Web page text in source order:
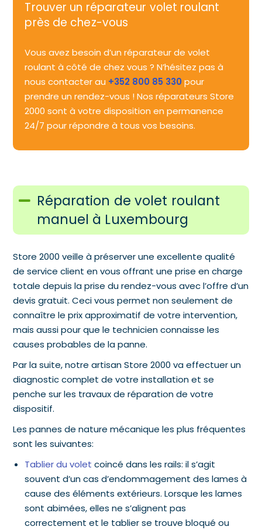
Trouver un réparateur volet roulant
près de chez-vous
Vous avez besoin d’un réparateur de volet
roulant à côté de chez vous ? N’hésitez pas à
nous contacter au +352 800 85 330pour
prendre un rendez-vous ! Nos réparateurs Store
2000 sont à votre disposition en permanence
24/7 pour répondre à tous vos besoins.
Réparation de volet roulant
manuel à Luxembourg
Store 2000 veille à préserver une excellente qualité
de service client en vous offrant une prise en charge
totale depuis la prise du rendez-vous avec l’offre d’un
devis gratuit. Ceci vous permet non seulement de
connaître le prix approximatif de votre intervention,
mais aussi pour que le technicien connaisse les
causes probables de la panne.
Par la suite, notre artisan Store 2000 va effectuer un
diagnostic complet de votre installation et se
penche sur les travaux de réparation de votre
dispositif.
Les pannes de nature mécanique les plus fréquentes
sont les suivantes:
Tablier du volet coincé dans les rails: il s’agit
souvent d’un cas d’endommagement des lames à
cause des éléments extérieurs. Lorsque les lames
sont abimées, elles ne s’alignent pas
correctement et le tablier se trouve bloqué ou